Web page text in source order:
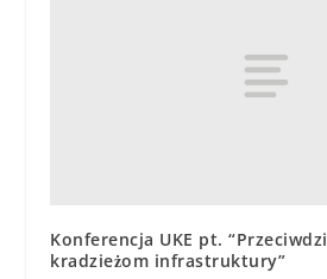
Konferencja UKE pt.
kradzieżom infrastruktury”